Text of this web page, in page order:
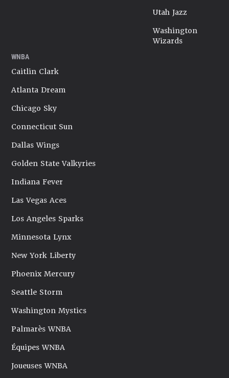
Utah Jazz
Washington
Wizards
WNBA
Caitlin Clark
Atlanta Dream
Chicago Sky
Connecticut Sun
Dallas Wings
Golden State Valkyries
Indiana Fever
Las Vegas Aces
Los Angeles Sparks
Minnesota Lynx
New York Liberty
Phoenix Mercury
Seattle Storm
Washington Mystics
Palmarès WNBA
Équipes WNBA
Joueuses WNBA